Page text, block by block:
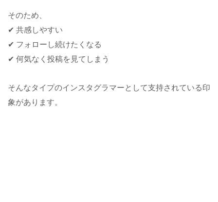
そのため、
✔ 共感しやすい
✔ フォローし続けたくなる
✔ 何気なく投稿を見てしまう
そんなタイプのインスタグラマーとして支持されている印
象があります。